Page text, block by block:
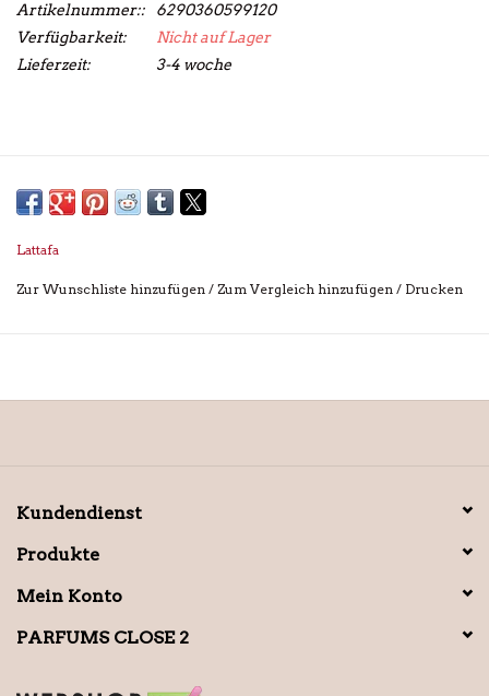
Artikelnummer::
6290360599120
Verfügbarkeit:
Nicht auf Lager
Lieferzeit:
3-4 woche
Lattafa
Zur Wunschliste hinzufügen / Zum Vergleich hinzufügen / Drucken
Kundendienst
Produkte
Mein Konto
PARFUMS CLOSE 2